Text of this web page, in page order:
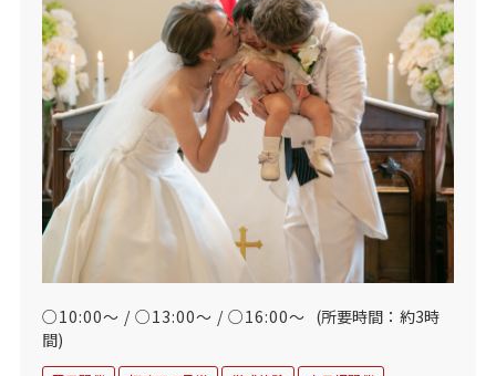
○10:00～ / ○13:00～ / ○16:00～ (所要時間：約3時
間)